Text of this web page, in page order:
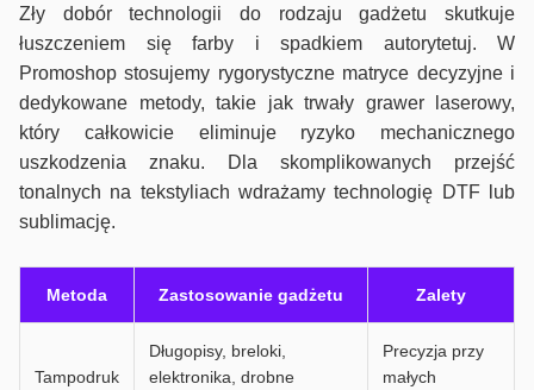
Zły dobór technologii do rodzaju gadżetu skutkuje
łuszczeniem się farby i spadkiem autorytetuj. W
Promoshop stosujemy rygorystyczne matryce decyzyjne i
dedykowane metody, takie jak trwały grawer laserowy,
który całkowicie eliminuje ryzyko mechanicznego
uszkodzenia znaku. Dla skomplikowanych przejść
tonalnych na tekstyliach wdrażamy technologię DTF lub
sublimację.
Metoda Zastosowanie gadżetu Zalety
Tampodruk
Długopisy, breloki,
elektronika, drobne
Precyzja przy
małych